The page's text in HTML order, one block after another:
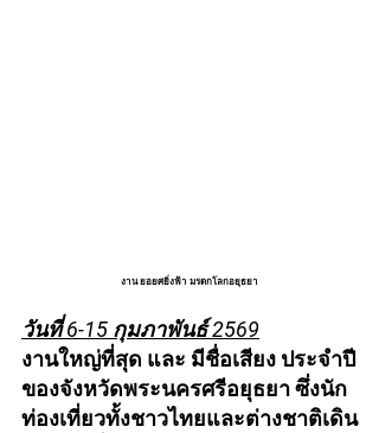
งาน ยอยศยิ่งฟ้า มรดกโลกอยุธยา
วันที่ 6-15 กุมภาพันธ์ 2569
งานใหญ่ที่สุด และ มีชื่อเสียง ประจำปี
ของจังหวัดพระนครศรีอยุธยา ซึ่งนัก
ท่องเที่ยวทั้งชาวไทยและต่างชาติเดิน